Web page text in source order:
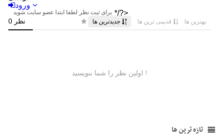
تازه ترین ها